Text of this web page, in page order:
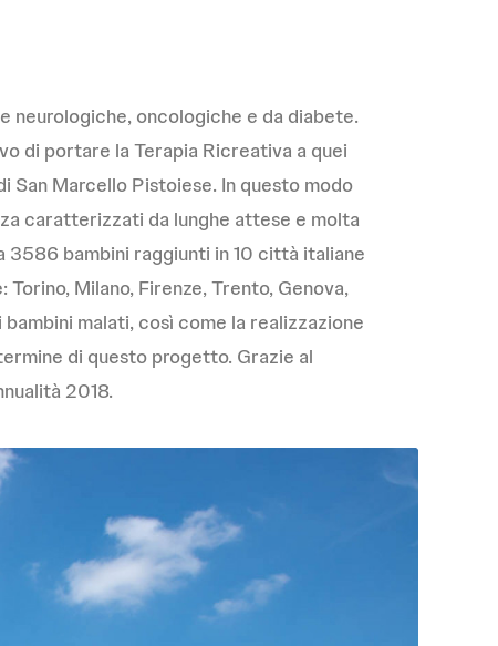
neurologiche, oncologiche e da diabete.
di portare la Terapia Ricreativa a quei
San Marcello Pistoiese. In questo modo
caratterizzati da lunghe attese e molta
3586 bambini raggiunti in 10 città italiane
Milano, Firenze, Trento, Genova,
malati, così come la realizzazione
di questo progetto. Grazie al
2018.